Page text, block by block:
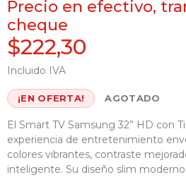
Precio en efectivo,
cheque
$222,30
Incluido IVA
¡EN OFERTA! AGOTADO
El Smart TV Samsung 32” HD con
experiencia de entretenimiento
colores vibrantes, contraste
inteligente. Su diseño slim